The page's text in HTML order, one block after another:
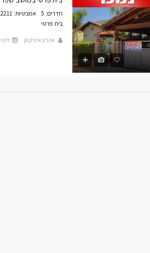
חדרים: 5 אמבטיות: 2 211: 502
בית פרטי
אהרון איציקזון לפני 8 שנים